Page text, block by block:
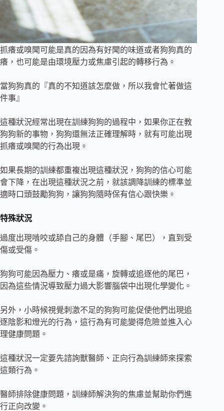
抓癢或嗅聞可能是真的因為有好聞的味道或者狗狗真的
癢，也可能是由環境壓力或焦慮引起的轉移行為。
當狗狗真的『真的不知道該怎麼做，所以我會忙著做這
件事』
這種狀況經常出現在訓練狗狗的過程中，如果你正在教
狗狗新的事物，狗狗還無法正確理解時，就有可能出現
抓癢或嗅聞的行為出現。
如果長期的訓練都重複出現這種狀況，狗狗的信心可能
會下降，在出現這種狀況之前，就該調降訓練的標準並
適時口頭鼓勵狗狗，讓狗狗隨時保有信心跟快樂。
特殊狀況
過度出現啃咬或舔自己的身體（手腳、尾巴），直到受
傷或受傷。
狗狗可能因為壓力、癢或是痛，旋轉或追逐他的尾巴，
因為這些情況導致壓力過大影響腦袋中出現化學變化。
另外，小時候視覺刺激不足的狗狗可能促使他們出現追
逐陰影和燈光的行為，這行為有可能變得危險並進入心
理健康問題。
這種狀況一定要先諮詢獸醫師、正向行為訓練師來探索
這類行為。
醫師排除健康問題，訓練師解決狗的焦慮並幫助你們進
行正向改變。